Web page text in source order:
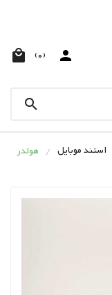

 (0)

استند موبایل
هولدر